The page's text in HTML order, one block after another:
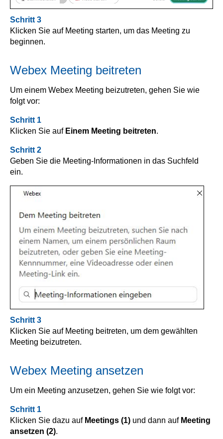
Schritt 3
Klicken Sie auf Meeting starten, um das Meeting zu
beginnen.
Webex Meeting beitreten
Um einem Webex Meeting beizutreten, gehen Sie wie
folgt vor:
Schritt 1
Klicken Sie auf Einem Meeting beitreten.
Schritt 2
Geben Sie die Meeting-Informationen in das Suchfeld
ein.
Schritt 3
Klicken Sie auf Meeting beitreten, um dem gewählten
Meeting beizutreten.
Webex Meeting ansetzen
Um ein Meeting anzusetzen, gehen Sie wie folgt vor:
Schritt 1
Klicken Sie dazu auf Meetings (1) und dann auf Meeting
ansetzen (2).